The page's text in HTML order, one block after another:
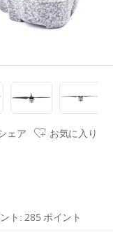
ェア お気に入り
ト:285 ポイント